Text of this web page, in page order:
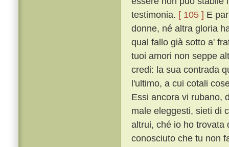
testimonia. [ 105 ] E
donne, né altra gloria
qual fallo già sotto a'
tuoi amori non seppe
credi: la sua contrada
l'ultimo, a cui cotali
Essi ancora vi rubano,
male eleggesti, sieti di
altrui, ché io ho trovata
conosciuto che tu non